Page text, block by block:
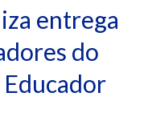
entrega
do